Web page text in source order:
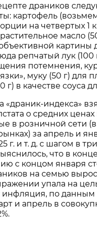
драников
картофель
на четвертых 1
масло
картины
репчатый лук (100
потемнения,
муку (50 г) для
г) в качестве соуса
«драник-индекса»
о средних ценах
в розничной сети
за апрель и
г. и т. д. с шагом в
что в
с концом января
на семью
упала на
по данным
и апрель в